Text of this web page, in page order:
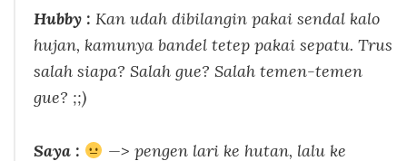
Hubby : Kan udah dibilangin pakai sendal kalo
hujan, kamunya bandel tetep pakai sepatu. Trus
salah siapa? Salah gue? Salah temen-temen
gue? ;;)
Saya :
—> pengen lari ke hutan, lalu ke